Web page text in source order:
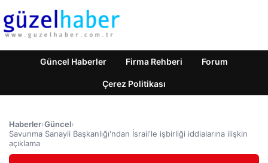
Güncel Haberler Firma Rehberi Forum
Çerez Politikası
Haberler›Güncel›
Savunma Sanayii Başkanlığı'ndan İsrail'le işbirliği iddialarına ilişkin
açıklama